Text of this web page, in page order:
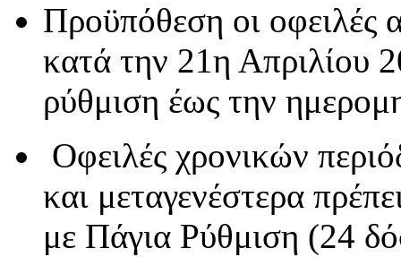
Προϋπόθεση οι οφειλές
κατά την 21η Απριλίου
ρύθμιση έως την
Οφειλές χρονικών
και μεταγενέστερα
με Πάγια Ρύθμιση (24